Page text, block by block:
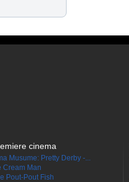
cinema
Musume: Pretty Derby -...
Cream Man
Pout-Pout Fish